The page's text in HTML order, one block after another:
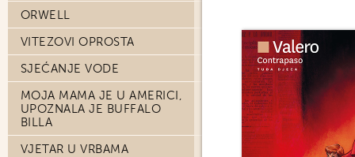
ORWELL
VITEZOVI OPROSTA
SJEĆANJE VODE
MOJA MAMA JE U AMERICI,
UPOZNALA JE BUFFALO
BILLA
VJETAR U VRBAMA